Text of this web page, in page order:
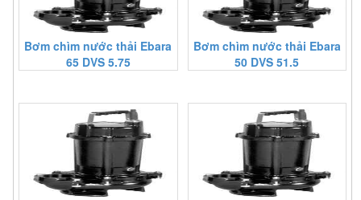
Bơm chìm nước thải Ebara
65 DVS 5.75
Bơm chìm nước thải Ebara
50 DVS 51.5